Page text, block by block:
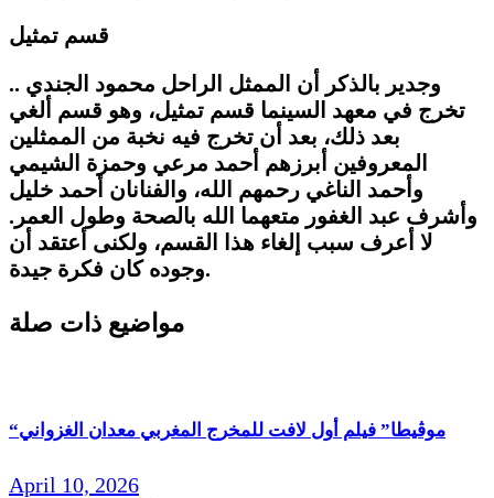
قسم تمثيل
.. وجدير بالذكر أن الممثل الراحل محمود الجندي
تخرج في معهد السينما قسم تمثيل، وهو قسم ألغي
بعد ذلك، بعد أن تخرج فيه نخبة من الممثلين
المعروفين أبرزهم أحمد مرعي وحمزة الشيمي
وأحمد الناغي رحمهم الله، والفنانان أحمد خليل
وأشرف عبد الغفور متعهما الله بالصحة وطول العمر.
لا أعرف سبب إلغاء هذا القسم، ولكنى أعتقد أن
وجوده كان فكرة جيدة.
مواضيع ذات صلة
“موڤيطا” فيلم أول لافت للمخرج المغربي معدان الغزواني
April 10, 2026